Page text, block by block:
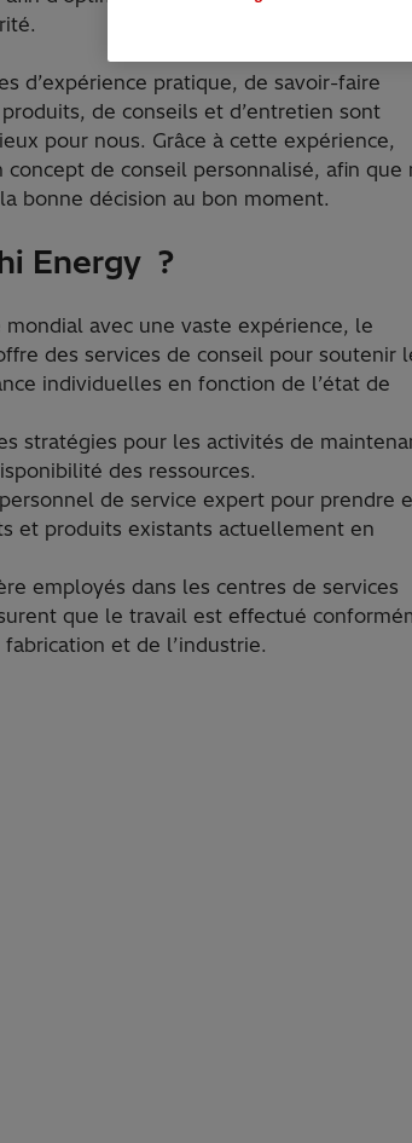
d’expérience pratique, de savoir-faire
de conseils et d’entretien sont
pour nous. Grâce à cette expérience,
de conseil personnalisé, afin que
bonne décision au bon moment.
Energy ?
mondial avec une vaste expérience, le
des services de conseil pour soutenir
individuelles en fonction de l’état de
stratégies pour les activités de
des ressources.
de service expert pour prendre
et produits existants actuellement en
employés dans les centres de services
que le travail est effectué
et de l’industrie.